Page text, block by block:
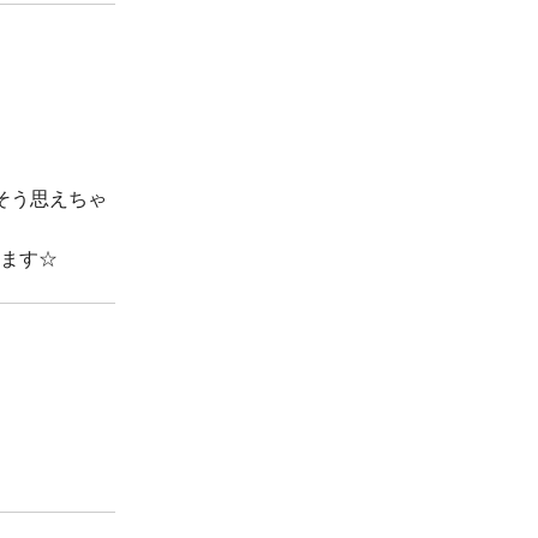
う思えちゃ
ます☆